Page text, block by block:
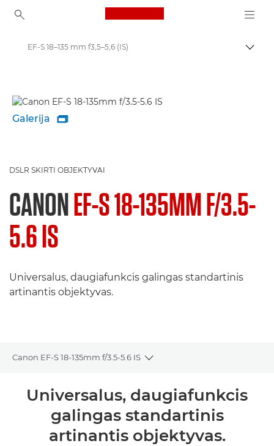
Canon Logo, back to
EF-S 18–135 mm f3,5–5,6 (IS)
Galerija 
DSLR SKIRTI OBJEKTYVAI
CANONEF-S 18-135MM F/3.5-
5.6 IS
Universalus, daugiafunkcis galingas standartinis
artinantis objektyvas.
Canon EF-S 18-135mm f/3.5-5.6 IS
Toggle breadcrumbs
Bendrieji duomenys
Specifikacijos
Universalus, daugiafunkcis
galingas standartinis
artinantis objektyvas.